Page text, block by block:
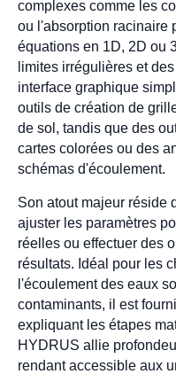
complexes comme les
ou l'absorption racinaire
équations en 1D, 2D ou
limites irrégulières et
interface graphique
outils de création de
de sol, tandis que des
cartes colorées ou des
schémas d'écoulement.
Son atout majeur réside
ajuster les paramètres
réelles ou effectuer des
résultats. Idéal pour les
l'écoulement des eaux
contaminants, il est
expliquant les étapes
HYDRUS allie
rendant accessible aux